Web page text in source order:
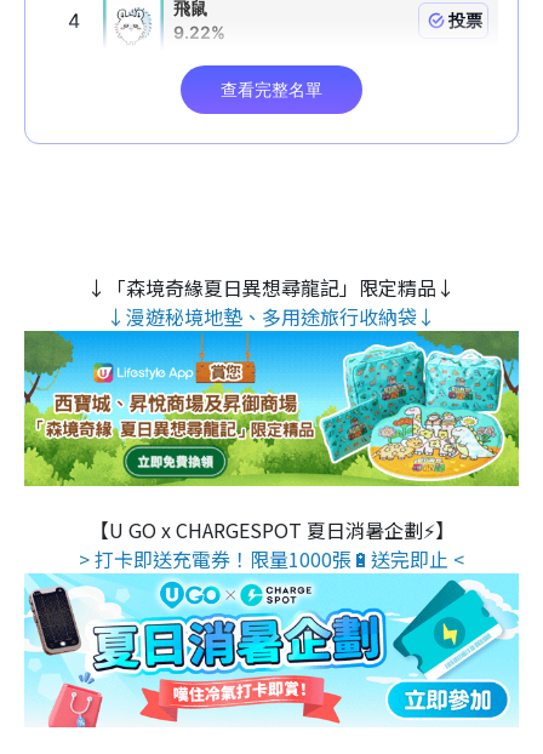
↓「森境奇緣夏日異想尋龍記」限定精品↓
↓漫遊秘境地墊、多用途旅行收納袋↓
【U GO x CHARGESPOT 夏日消暑企劃⚡】
> 打卡即送充電券！限量1000張🔋送完即止 <